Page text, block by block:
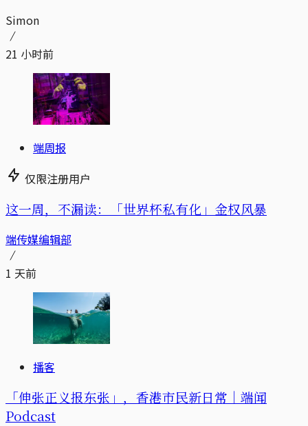
Simon
21 小时前
端周报
仅限注册用户
这一周，不漏读：「世界杯私有化」金权风暴
端传媒编辑部
1 天前
播客
「伸张正义报东张」，香港市民新日常｜端闻
Podcast